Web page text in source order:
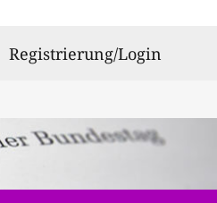
Registrierung/Login